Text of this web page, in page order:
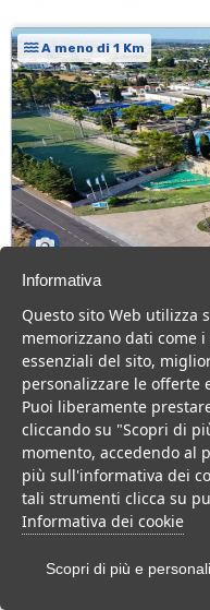
A meno di 1 Km
Puglia > Salento >
170 Camere
Resort 4 stelle a Torre
sportivi e tanta
Villaggio Resort
Informativa
Questo sito Web utilizza
memorizzano dati come
essenziali del sito,
personalizzare le offerte
Puoi liberamente
cliccando su "Scopri di
momento, accedendo al
più sull'informativa dei
tali strumenti clicca su
Informativa dei cookie
Scopri di più e